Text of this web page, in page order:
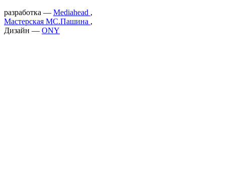
разработка — Mediahead ,
Мастерская МС.Пашина ,
Дизайн — ONY